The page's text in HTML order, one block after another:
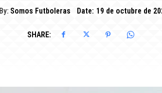
By: Somos Futboleras Date: 19 de octubre de
SHARE: